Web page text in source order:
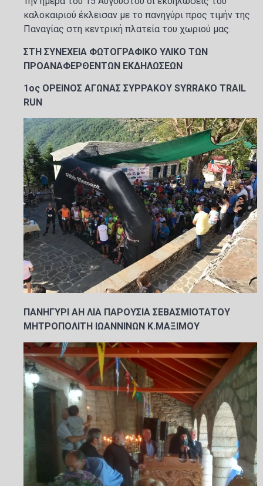
καλοκαιριού έκλεισαν με το πανηγύρι προς τιμήν της
Παναγίας στη κεντρική πλατεία του χωριού μας.
ΣΤΗ ΣΥΝΕΧΕΙΑ ΦΩΤΟΓΡΑΦΙΚΟ ΥΛΙΚΟ ΤΩΝ
ΠΡΟΑΝΑΦΕΡΘΕΝΤΩΝ ΕΚΔΗΛΩΣΕΩΝ
1ος ΟΡΕΙΝΟΣ ΑΓΩΝΑΣ ΣΥΡΡΑΚΟΥ SYRRAKO TRAIL
RUN
ΠΑΝΗΓΥΡΙ ΑΗ ΛΙΑ ΠΑΡΟΥΣΙΑ ΣΕΒΑΣΜΙΟΤΑΤΟΥ
ΜΗΤΡΟΠΟΛΙΤΗ ΙΩΑΝΝΙΝΩΝ Κ.ΜΑΞΙΜΟΥ